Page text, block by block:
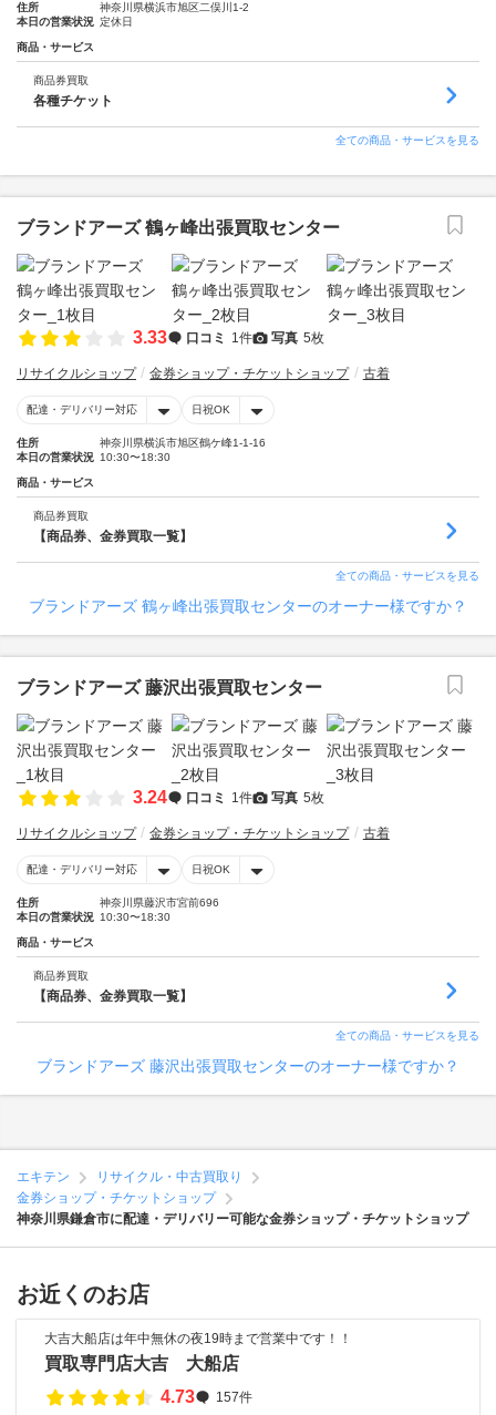
住所
神奈川県横浜市旭区二俣川1-2
本日の営業状況 定休日
商品・サービス
商品券買取
各種チケット
全ての商品・サービスを見る
ブランドアーズ 鶴ヶ峰出張買取センター
3.33 口コミ 1件 写真 5枚
リサイクルショップ 金券ショップ・チケットショップ 古着
配達・デリバリー対応 日祝OK
住所
神奈川県横浜市旭区鶴ケ峰1-1-16
本日の営業状況 10:30〜18:30
商品・サービス
商品券買取
【商品券、金券買取一覧】
全ての商品・サービスを見る
ブランドアーズ 鶴ヶ峰出張買取センターのオーナー様ですか？
ブランドアーズ 藤沢出張買取センター
3.24 口コミ 1件 写真 5枚
リサイクルショップ 金券ショップ・チケットショップ 古着
配達・デリバリー対応 日祝OK
住所
神奈川県藤沢市宮前696
本日の営業状況 10:30〜18:30
商品・サービス
商品券買取
【商品券、金券買取一覧】
全ての商品・サービスを見る
ブランドアーズ 藤沢出張買取センターのオーナー様ですか？
エキテン
リサイクル・中古買取り
金券ショップ・チケットショップ
神奈川県鎌倉市に配達・デリバリー可能な金券ショップ・チケットショップ
お近くのお店
大吉大船店は年中無休の夜19時まで営業中です！！
買取専門店大吉 大船店
4.73
157件